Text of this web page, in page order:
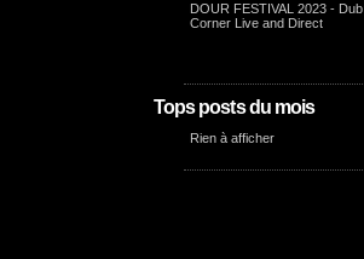
DOUR FESTIVAL 2023 - Dub
Corner Live and Direct
Tops posts du mois
Rien à afficher